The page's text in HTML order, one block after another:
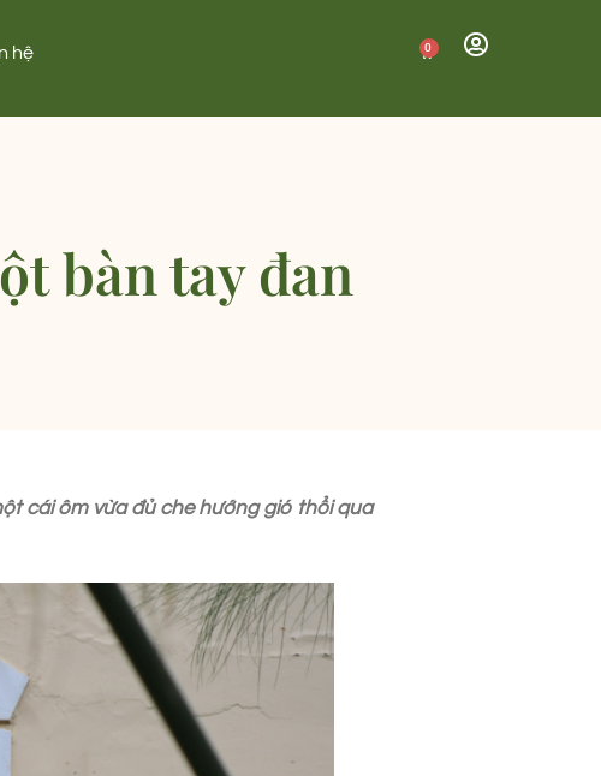
hệ 0
bàn tay đan
cái ôm vừa đủ che hướng gió thổi qua